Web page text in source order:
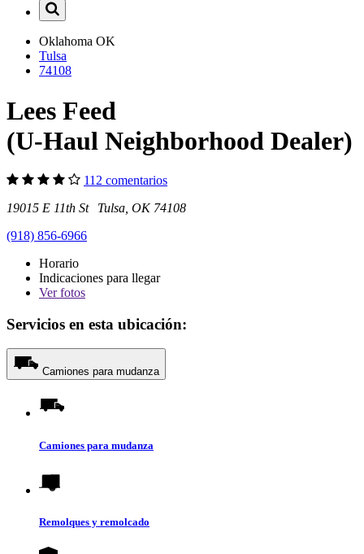
Oklahoma OK
Tulsa
74108
Lees Feed
(U-Haul Neighborhood Dealer)
112 comentarios
19015 E 11th St Tulsa, OK 74108
(918) 856-6966
Horario
Indicaciones para llegar
Verfotos
Servicios en esta ubicación:
Camiones para mudanza
Camiones para mudanza
Remolques y remolcado